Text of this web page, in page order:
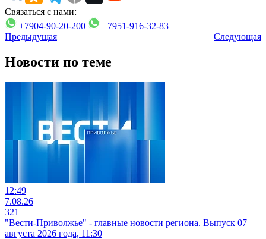
Связаться с нами:
+7904-90-20-200
+7951-916-32-83
Предыдущая
Следующая
Новости по теме
12:49
7.08.26
321
"Вести-Приволжье" - главные новости региона. Выпуск 07
августа 2026 года, 11:30